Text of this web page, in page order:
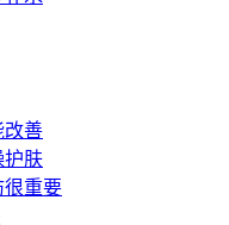
改善
护肤
很重要